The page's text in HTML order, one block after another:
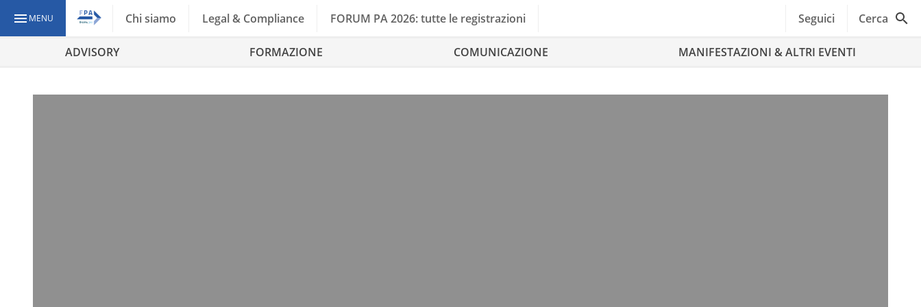
MENU Chi siamo Legal & Compliance FORUM PA 2026: tutte le registrazioni Seguici Cerca
ADVISORY FORMAZIONE COMUNICAZIONE MANIFESTAZIONI & ALTRI EVENTI